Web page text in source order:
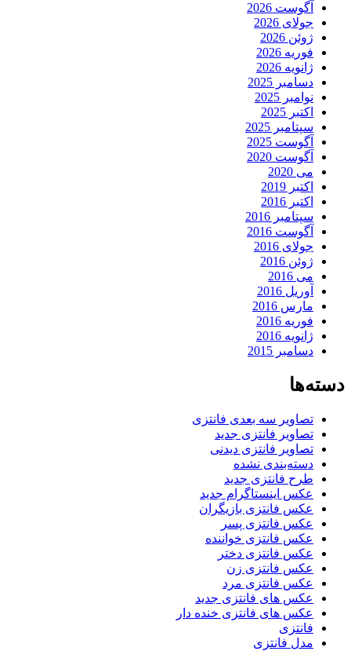
آگوست 2026
جولای 2026
ژوئن 2026
فوریه 2026
ژانویه 2026
دسامبر 2025
نوامبر 2025
اکتبر 2025
سپتامبر 2025
آگوست 2025
آگوست 2020
می 2020
اکتبر 2019
اکتبر 2016
سپتامبر 2016
آگوست 2016
جولای 2016
ژوئن 2016
می 2016
آوریل 2016
مارس 2016
فوریه 2016
ژانویه 2016
دسامبر 2015
دسته‌ها
تصاویر سه بعدی فانتزی
تصاویر فانتزی جدید
تصاویر فانتزی دیدنی
دسته‌بندی نشده
طرح فانتزی جدید
عکس اینستاگرام جدید
عکس فانتزی بازیگران
عکس فانتزی پسر
عکس فانتزی خواننده
عکس فانتزی دختر
عکس فانتزی زن
عکس فانتزی مرد
عکس های فانتزی جدید
عکس های فانتزی خنده دار
فانتزی
مدل فانتزی